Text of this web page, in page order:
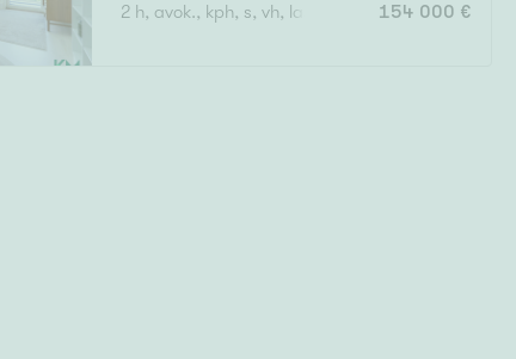
2 h, avok., kph, s, vh, lasit. p 154 000 €